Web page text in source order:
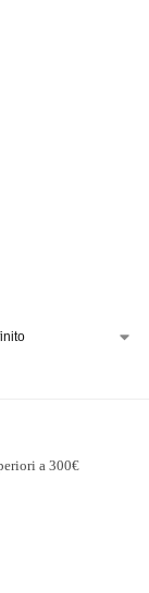
a 300€